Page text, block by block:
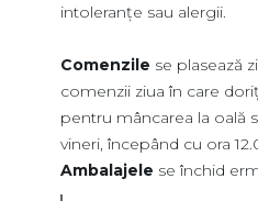
intoleranțe sau alergii.
Comenzile se plasează
comenzii ziua în care
pentru mâncarea la oală
vineri, începând cu ora
Ambalajele se închid